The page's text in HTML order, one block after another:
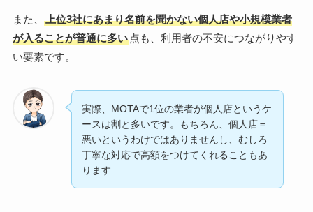
また、
上位3社にあまり名前を聞かない個人店や小規模業者
が入ることが普通に多い点も、利用者の不安につながりやす
い要素です。
実際、MOTAで1位の業者が個人店というケ
ースは割と多いです。もちろん、個人店＝
悪いというわけではありませんし、むしろ
丁寧な対応で高額をつけてくれることもあ
ります